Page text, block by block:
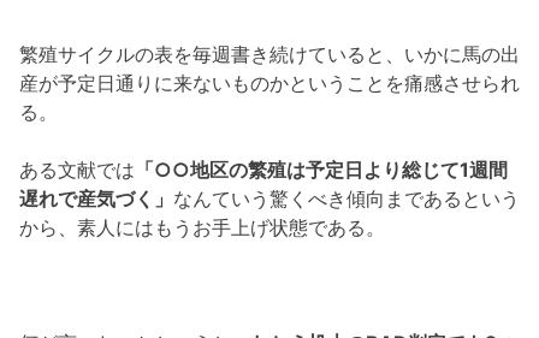
繁殖サイクルの表を毎週書き続けていると、いかに馬の出
産が予定日通りに来ないものかということを痛感させられ
る。
ある文献では 「○○地区の繁殖は予定日より総じて1週間
遅れで産気づく」 なんていう驚くべき傾向まであるという
から、素人にはもうお手上げ状態である。